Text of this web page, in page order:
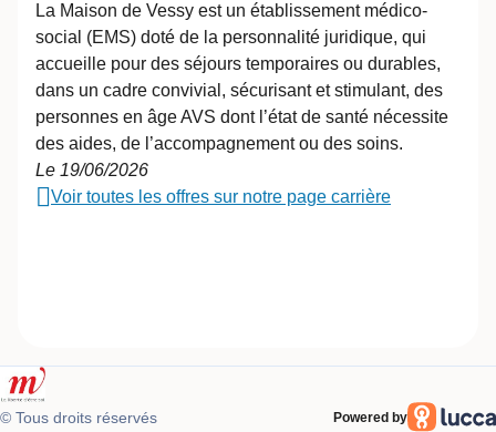
La Maison de Vessy est un établissement médico-
social (EMS) doté de la personnalité juridique, qui
accueille pour des séjours temporaires ou durables,
dans un cadre convivial, sécurisant et stimulant, des
personnes en âge AVS dont l’état de santé nécessite
des aides, de l’accompagnement ou des soins.
Le 19/06/2026
Voir toutes les offres sur notre page carrière
© Tous droits réservés Powered by